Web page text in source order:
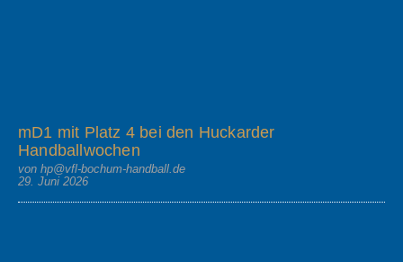
mD1 mit Platz 4 bei den Huckarder
Handballwochen
von hp@vfl-bochum-handball.de
29. Juni 2026